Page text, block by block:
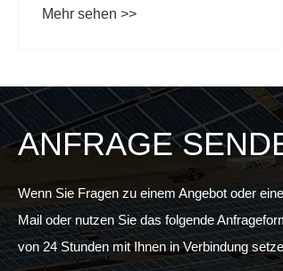
Mehr sehen >>
ANFRAGE
Wenn Sie Fragen zu einem Angebot oder
Mail oder nutzen Sie das folgende
von 24 Stunden mit Ihnen in Verbindung